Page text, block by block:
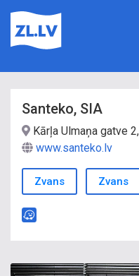
Santeko, SIA
Kārļa Ulmaņa gatve
www.santeko.lv
Zvans Zvans